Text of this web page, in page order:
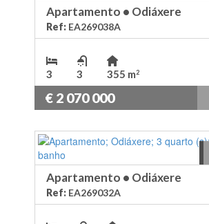
Apartamento • Odiáxere
Ref: EA269038A
3 3 355 m2
€ 2 070 000
Apartamento • Odiáxere
Ref: EA269032A